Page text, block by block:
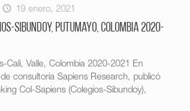
19 enero, 2021
Sibundoy, Putumayo, Colombia 2020-
Cali, Valle, Colombia 2020-2021 En
consultoría Sapiens Research, publicó
Col-Sapiens (Colegios-Sibundoy),